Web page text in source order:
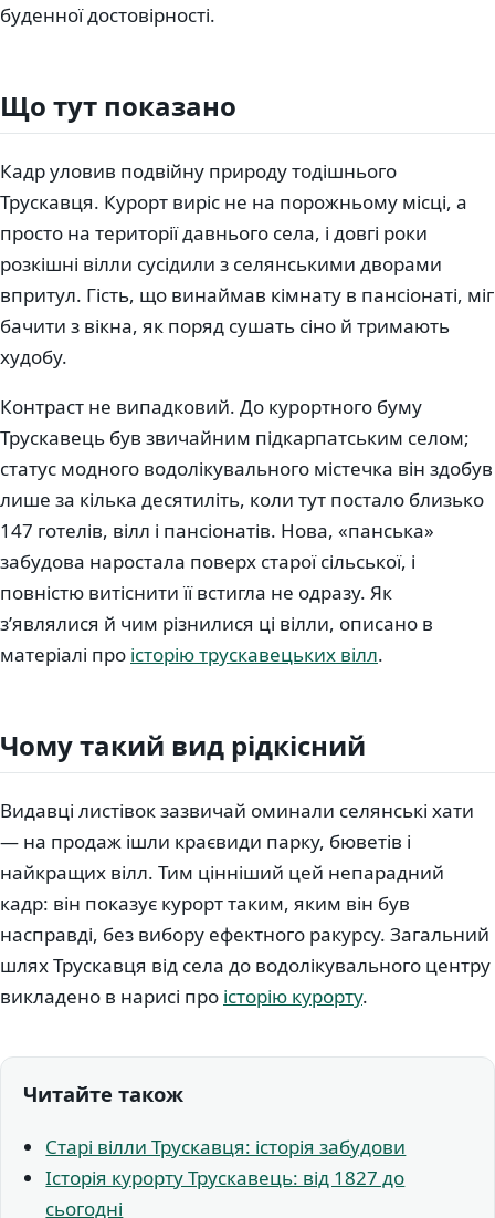
буденної достовірності.
Що тут показано
Кадр уловив подвійну природу тодішнього
Трускавця. Курорт виріс не на порожньому місці, а
просто на території давнього села, і довгі роки
розкішні вілли сусідили з селянськими дворами
впритул. Гість, що винаймав кімнату в пансіонаті, міг
бачити з вікна, як поряд сушать сіно й тримають
худобу.
Контраст не випадковий. До курортного буму
Трускавець був звичайним підкарпатським селом;
статус модного водолікувального містечка він здобув
лише за кілька десятиліть, коли тут постало близько
147 готелів, вілл і пансіонатів. Нова, «панська»
забудова наростала поверх старої сільської, і
повністю витіснити її встигла не одразу. Як
з’являлися й чим різнилися ці вілли, описано в
матеріалі про історію трускавецьких вілл.
Чому такий вид рідкісний
Видавці листівок зазвичай оминали селянські хати
— на продаж ішли краєвиди парку, бюветів і
найкращих вілл. Тим цінніший цей непарадний
кадр: він показує курорт таким, яким він був
насправді, без вибору ефектного ракурсу. Загальний
шлях Трускавця від села до водолікувального центру
викладено в нарисі про історію курорту.
Читайте також
Старі вілли Трускавця: історія забудови
Історія курорту Трускавець: від 1827 до
сьогодні